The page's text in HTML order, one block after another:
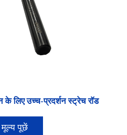
के लिए उच्च-प्रदर्शन स्ट्रेच रॉड
मूल्य पूछें